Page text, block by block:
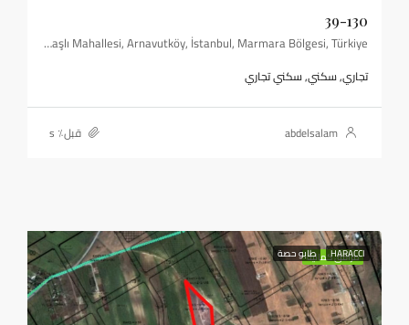
39-130
Hacımaşlı Mahallesi, Arnavutköy, İstanbul, Marmara Bölgesi, Türkiye
تجاري, سكني, سكني تجاري
abdelsalam قبل٪ s
مرافق كمالية
HARACCI طابو حصة